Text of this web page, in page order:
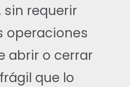
sin requerir
operaciones
abrir o cerrar
que lo